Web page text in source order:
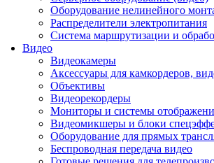
Оборудование нелинейного
Распределители электропитания
Система маршрутизации и
Видео
Видеокамеры
Аксессуары для камкордеров,
Объективы
Видеорекордеры
Мониторы и системы
Видеомикшеры и блоки
Оборудование для прямых
Беспроводная передача видео